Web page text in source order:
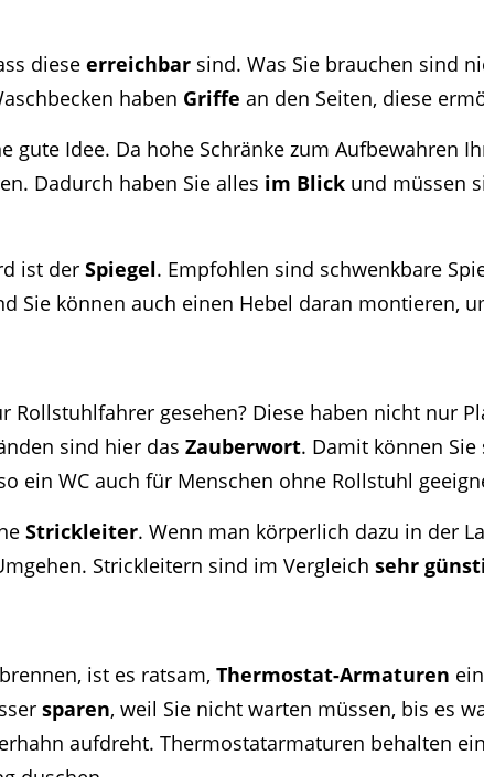
dieseerreichbar sind. Was Sie brauchen sind
haben Griffe an den Seiten, diese
gute Idee. Da hohe Schränke zum Aufbewahren
Dadurch haben Sie alles im Blick und müssen
ist derSpiegel. Empfohlen sind schwenkbare
Sie können auch einen Hebel daran montieren,
Rollstuhlfahrer gesehen? Diese haben nicht nur
sind hier das Zauberwort. Damit können
ein WC auch für Menschen ohne Rollstuhl
Strickleiter. Wenn man körperlich dazu in der
Strickleitern sind im Vergleichsehr
ist es ratsam,Thermostat-Armaturen
sparen, weil Sie nicht warten müssen, bis es
aufdreht. Thermostatarmaturen behalten